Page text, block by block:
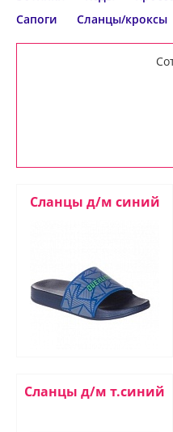
Сапоги
Сланцы/кроксы
Сланцы д/м синий
Сланцы д/м т.синий